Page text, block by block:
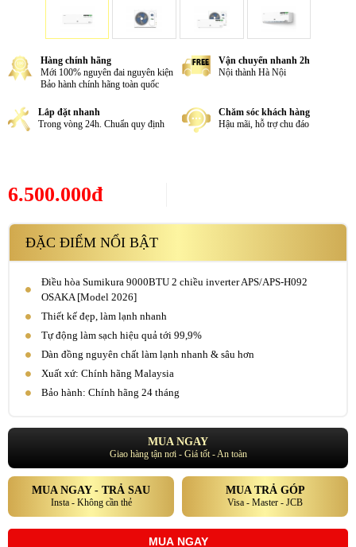
Hàng chính hãng
Mới 100% nguyên đai nguyên kiện
Bảo hành chính hãng toàn quốc
Vận chuyển nhanh 2h
Nội thành Hà Nội
Lắp đặt nhanh
Trong vòng 24h. Chuẩn quy định
Chăm sóc khách hàng
Hậu mãi, hỗ trợ chu đáo
6.500.000đ
ĐẶC ĐIỂM NỔI BẬT
Điều hòa Sumikura 9000BTU 2 chiều inverter APS/APS-H092
OSAKA [Model 2026]
Thiết kế đẹp, làm lạnh nhanh
Tự động làm sạch hiệu quả tới 99,9%
Dàn đồng nguyên chất làm lạnh nhanh & sâu hơn
Xuất xứ: Chính hãng Malaysia
Bảo hành: Chính hãng 24 tháng
MUA NGAY
Giao hàng tận nơi - Giá tốt - An toàn
MUA NGAY - TRẢ SAU
Insta - Không cần thẻ
MUA TRẢ GÓP
Visa - Master - JCB
MUA NGAY